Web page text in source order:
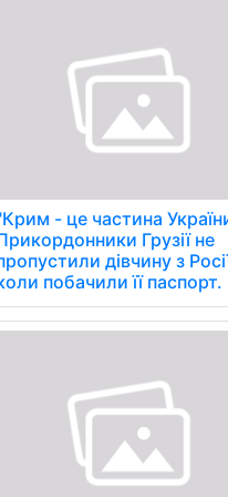
- це частина
Грузії не
дівчину з
побачили її паспорт.